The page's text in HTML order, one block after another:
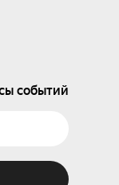
событий